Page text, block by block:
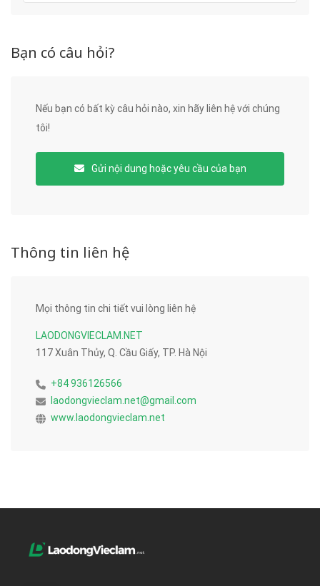
Bạn có câu hỏi?
Nếu bạn có bất kỳ câu hỏi nào, xin hãy liên hệ với chúng
tôi!
Gửi nội dung hoặc yêu cầu của bạn
Thông tin liên hệ
Mọi thông tin chi tiết vui lòng liên hệ
LAODONGVIECLAM.NET
117 Xuân Thủy, Q. Cầu Giấy, TP. Hà Nội
+84 936126566
laodongvieclam.net@gmail.com
www.laodongvieclam.net